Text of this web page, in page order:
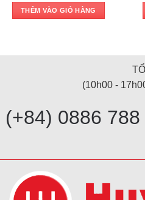
THÊM VÀO GIỎ HÀNG
(10h00 -
(+84) 0886 788